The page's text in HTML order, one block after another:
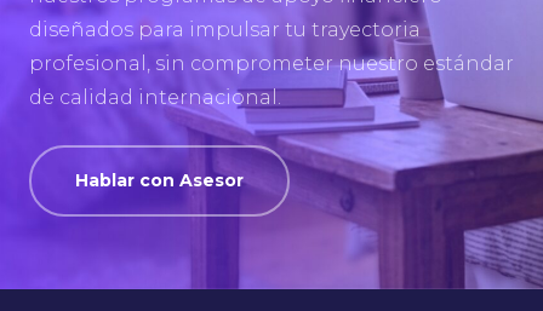
diseñados para impulsar tu trayectoria
profesional, sin comprometer nuestro estándar
de calidad internacional.
Hablar con Asesor